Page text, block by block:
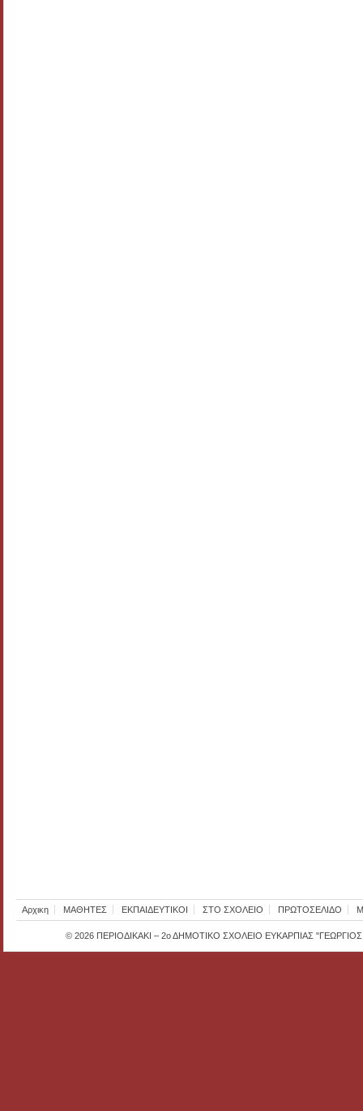
Αρχικη ΜΑΘΗΤΕΣ ΕΚΠΑΙΔΕΥΤΙΚΟΙ ΣΤΟ ΣΧΟΛΕΙΟ ΠΡΩΤΟΣΕΛΙΔΟ
© 2026 ΠΕΡΙΟΔΙΚΑΚΙ – 2ο ΔΗΜΟΤΙΚΟ ΣΧΟΛΕΙΟ ΕΥΚΑΡΠΙΑΣ